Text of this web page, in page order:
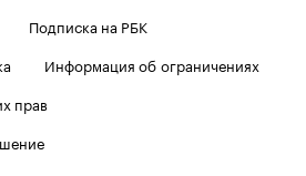
Подписка на РБК
Информация об ограничениях
прав